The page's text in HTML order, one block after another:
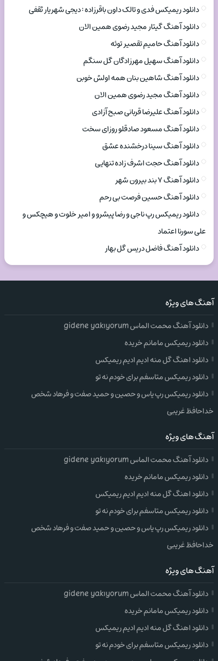
دانلود ریمیکس فدی و تالک داون باقرزاده : دیجی شهریار ثقفی
دانلود آهنگ گیتار مجید رضوی همین الان
دانلود آهنگ حامیم تقصیر توئه
دانلود آهنگ سهیل مهرزادگان گل سنگم
دانلود آهنگ شاهین بنان همه اولش خوبن
دانلود آهنگ مجید رضوی همین الان
دانلود آهنگ علیرضا قربانی صبح آزادی
دانلود آهنگ مسعود صادقلو روزای سخت
دانلود آهنگ سینا درخشنده عشق
دانلود آهنگ حجت اشرف زاده تنهایی
دانلود آهنگ ۷ بند بیرون شهر
دانلود آهنگ حسین فرصت بی رحم
دانلود ریمیکس رپ ناجی و رضا پیشرو و امیر خلوت و هیچکس و
علی سورنا اعتماد
دانلود آهنگ فاضل دریس گل بهار
آهنگ های ویژه
دانلود آهنگ محمت الماس gidene yakıyorum
دانلود ریمیکس مامانم خریده
دانلود اهنگ گل منه ادیم ادیم ریمیکس
دانلود ریمیکس متاسفم برای خودم نه تو
دانلود ریمیکس رپ یاس و حصین و حمید صفت و فرهاد شخص
خداحافظ غریبی
آهنگ های ویژه
دانلود آهنگ محمت الماس gidene yakıyorum
دانلود ریمیکس مامانم خریده
دانلود اهنگ گل منه ادیم ادیم ریمیکس
دانلود ریمیکس متاسفم برای خودم نه تو
دانلود ریمیکس رپ یاس و حصین و حمید صفت و فرهاد شخص
خداحافظ غریبی
آهنگ های ویژه
دانلود آهنگ محمت الماس gidene yakıyorum
دانلود ریمیکس مامانم خریده
دانلود اهنگ گل منه ادیم ادیم ریمیکس
دانلود ریمیکس متاسفم برای خودم نه تو